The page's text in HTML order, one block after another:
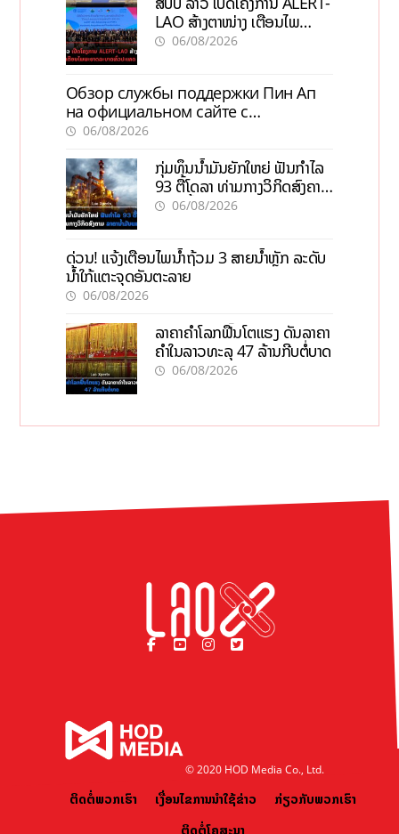
LAO ສ້າງຕາໜ່າງ ເຕືອນໄພ
ພະຍາດລະບາດທົ່ວປະເທດ
06/08/2026
Обзор службы поддержки Пин Ап
на официальном сайте с
актуальной информацией
06/08/2026
ກຸ່ມທຶນນ້ຳມັນຍັກໃຫຍ່ ຟັນກຳໄລ
93 ຕື້ໂດລາ ທ່າມກາງວິກິດສົງຄາມ
ລາຄານໍ້າມັນແພງ
06/08/2026
ດ່ວນ! ແຈ້ງເຕືອນໄພນໍ້າຖ້ວມ 3 ສາຍນໍ້າຫຼັກ ລະດັບ
ນໍ້າໃກ້ແຕະຈຸດອັນຕະລາຍ
06/08/2026
ລາຄາຄຳໂລກຟື້ນໂຕແຮງ ດັນລາຄາ
ຄຳໃນລາວທະລຸ 47 ລ້ານກີບຕໍ່ບາດ
06/08/2026
© 2020 HOD Media Co., Ltd.
ຕິດຕໍ່ພວກເຮົາ ເງື່ອນໄຂການນຳໃຊ້ຂ່າວ
ກ່ຽວກັບພວກເຮົາ
ຕິດຕໍ່ໂຄສະນາ